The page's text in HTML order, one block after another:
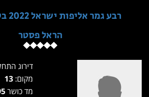
רבע גמר אליפות ישראל 2022 בקריית אונו
הראל פסטר
דירוג
מקום:
מד כושר